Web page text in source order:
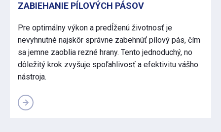
ZABIEHANIE PÍLOVÝCH PÁSOV
Pre optimálny výkon a predĺženú životnosť je
nevyhnutné najskôr správne zabehnúť pílový pás, čím
sa jemne zaoblia rezné hrany. Tento jednoduchý, no
dôležitý krok zvyšuje spoľahlivosť a efektivitu vášho
nástroja.